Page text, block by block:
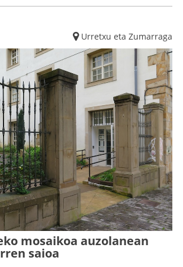
Urretxu eta Zumarraga
mosaikoa auzolanean
saioa